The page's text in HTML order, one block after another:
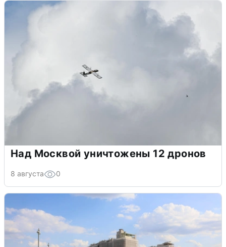
Над Москвой уничтожены 12 дронов
8 августа 0